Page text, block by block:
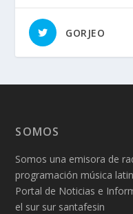
GORJEO
SOMOS
Somos una emisora de
programación música
Portal de Noticias e
el sur sur santafesin